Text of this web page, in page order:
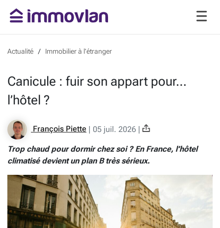
Actualité Immobilier à l'étranger
Canicule : fuir son appart pour…
l’hôtel ?
François Piette | 05 juil. 2026 |
Trop chaud pour dormir chez soi ? En France, l’hôtel
climatisé devient un plan B très sérieux.